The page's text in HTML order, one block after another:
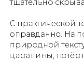
тщательно
С практической
оправданно. На
природной
царапины,